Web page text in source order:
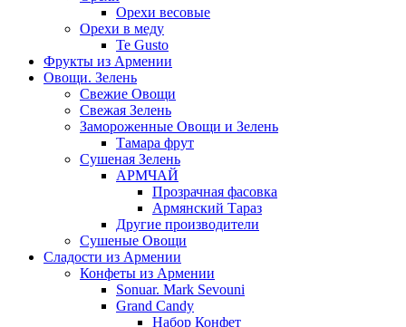
Орехи весовые
Орехи в меду
Te Gusto
Фрукты из Армении
Овощи. Зелень
Свежие Овощи
Свежая Зелень
Замороженные Овощи и Зелень
Тамара фрут
Сушеная Зелень
АРМЧАЙ
Прозрачная фасовка
Армянский Тараз
Другие производители
Сушеные Овощи
Сладости из Армении
Конфеты из Армении
Sonuar. Mark Sevouni
Grand Candy
Набор Конфет